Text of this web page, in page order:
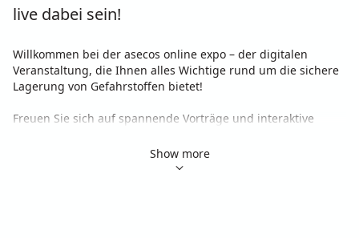
live dabei sein!
Willkommen bei der asecos online expo – der digitalen
Veranstaltung, die Ihnen alles Wichtige rund um die sichere
Lagerung von Gefahrstoffen bietet!
Freuen Sie sich auf spannende Vorträge und interaktive
den neuesten Entwicklungen der Gefahrstoffverordnung
Show more